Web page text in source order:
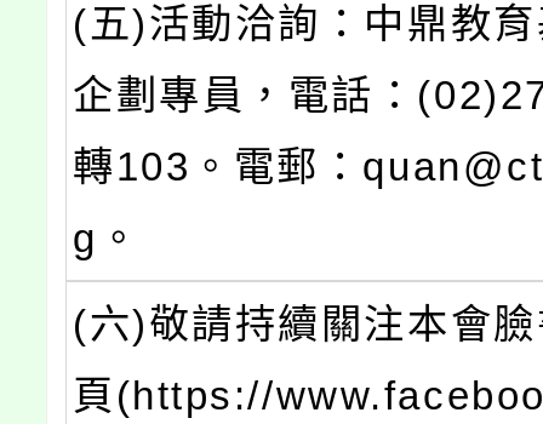
(五)活動洽詢：中鼎教
企劃專員，電話：
轉103。電郵：
g。
(六)敬請持續關注本會
頁(https://